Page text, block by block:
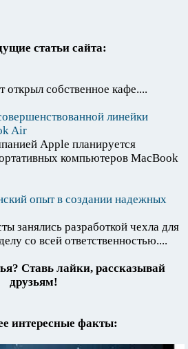
статьи сайта:
собственное кафе....
линейки
Air
Apple планируется
компьютеров MacBook
опыт в создании надежных
занялись разработкой чехла для
со всей ответственностью....
Ставь лайки, рассказывай
друзьям!
интересные факты: